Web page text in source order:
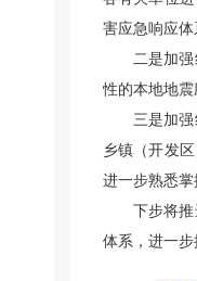
害应急响应体
二是加
性的本地地
三是加
乡镇（开发
进一步熟悉
下步将
体系，进一步